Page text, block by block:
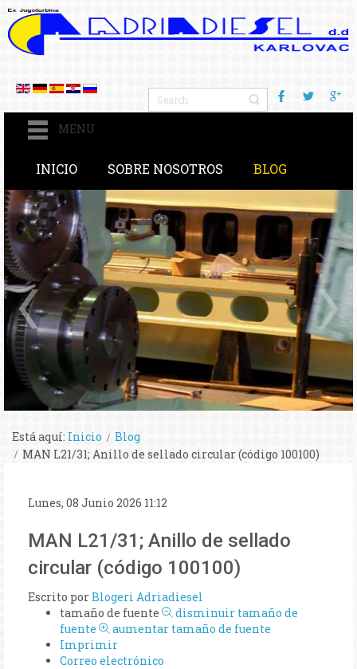
MENU
INICIO SOBRE NOSOTROS BLOG
Está aquí: Inicio
Blog
MAN L21/31; Anillo de sellado circular (código 100100)
Lunes, 08 Junio 2026 11:12
MAN L21/31; Anillo de sellado
circular (código 100100)
Escrito porBlogeri Adriadiesel
tamaño de fuente
disminuir tamaño de
fuente
aumentar tamaño de fuente
Imprimir
Correo electrónico